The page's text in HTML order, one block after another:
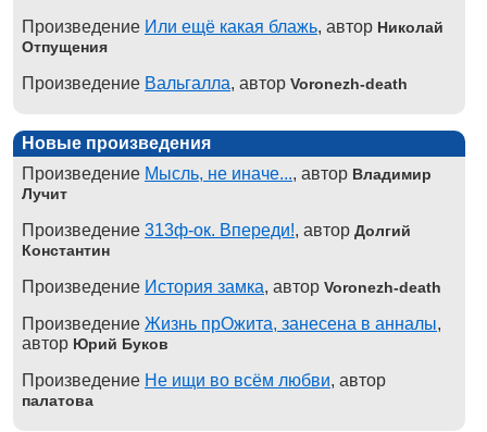
Произведение Или ещё какая блажь, автор Николай
Отпущения
Произведение Вальгалла, автор Voronezh-death
Новые произведения
Произведение Мысль, не иначе..., автор Владимир
Лучит
Произведение 313ф-ок. Впереди!, автор Долгий
Константин
Произведение История замка, автор Voronezh-death
Произведение Жизнь прОжита, занесена в анналы,
автор Юрий Буков
Произведение Не ищи во всём любви, автор
палатова